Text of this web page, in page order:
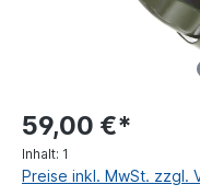
59,00 €*
Inhalt: 1
Preise inkl. MwSt. zzgl.